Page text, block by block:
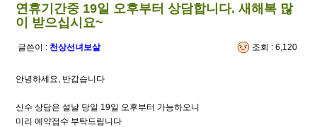
연휴기간중 19일 오후부터 상담합니다. 새해복 많
이 받으십시요~
글쓴이 : 천상선녀보살 조회 : 6,120
안녕하세요, 반갑습니다
신수 상담은 설날 당일 19일 오후부터 가능하오니
미리 예약접수 부탁드립니다